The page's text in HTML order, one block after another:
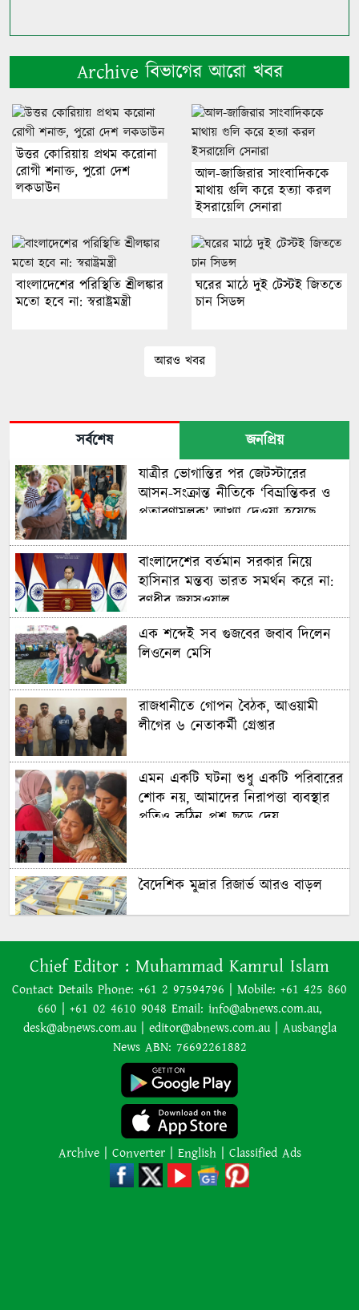
Archive বিভাগের আরো খবর
উত্তর কোরিয়ায় প্রথম করোনা
রোগী শনাক্ত, পুরো দেশ
লকডাউন
আল-জাজিরার সাংবাদিককে
মাথায় গুলি করে হত্যা করল
ইসরায়েলি সেনারা
বাংলাদেশের পরিস্থিতি শ্রীলঙ্কার
মতো হবে না: স্বরাষ্ট্রমন্ত্রী
ঘরের মাঠে দুই টেস্টই জিততে
চান সিডন্স
আরও খবর
সর্বশেষ
জনপ্রিয়
যাত্রীর ভোগান্তির পর জেটস্টারের
আসন-সংক্রান্ত নীতিকে ‘বিভ্রান্তিকর ও
প্রতারণামূলক’ আখ্যা দেওয়া হয়েছে
বাংলাদেশের বর্তমান সরকার নিয়ে
হাসিনার মন্তব্য ভারত সমর্থন করে না:
রণধীর জয়সওয়াল
এক শব্দেই সব গুজবের জবাব দিলেন
লিওনেল মেসি
রাজধানীতে গোপন বৈঠক, আওয়ামী
লীগের ৬ নেতাকর্মী গ্রেপ্তার
এমন একটি ঘটনা শুধু একটি পরিবারের
শোক নয়, আমাদের নিরাপত্তা ব্যবস্থার
প্রতিও কঠিন প্রশ্ন ছুড়ে দেয়
বৈদেশিক মুদ্রার রিজার্ভ আরও বাড়ল
৭০ বছর আগে যা ‍দিয়ে শুরু হয়েছিল
বাংলাদেশের চলচ্চিত্র ‘মুখ ও মুখোশ’
নিউজিল্যান্ডে ৫.৯ মাত্রার শক্তিশালী
ভূমিকম্প
ইরানের বিরুদ্ধে হামলা স্থগিত ট্রাম্পের,
নতুন করে শান্তি আলোচনা শুরু
অজ্ঞাত কারণে অগ্নিকাণ্ডে একই
Chief Editor : Muhammad Kamrul Islam
Contact Details Phone: +61 2 97594796 | Mobile: +61 425 860
660 | +61 02 4610 9048 Email: info@abnews.com.au,
desk@abnews.com.au | editor@abnews.com.au | Ausbangla
News ABN: 76692261882
Archive | Converter | English | Classified Ads